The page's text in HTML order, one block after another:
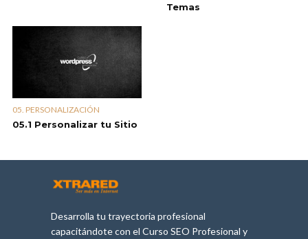
Temas
05. PERSONALIZACIÓN
05.1 Personalizar tu Sitio
Desarrolla tu trayectoria profesional
capacitándote con el Curso SEO Profesional y